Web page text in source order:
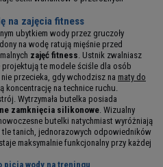
na zajęcia fitness
ubytkiem wody przez gruczoły
na wodę ratują mięśnie przed
zajęć fitness . Ustnik zwalniasz
projektują te modele ściśle dla osób
przecieka, gdy wchodzisz na maty do
na technice ruchu.
Wytrzymała butelka posiada
zamknięcia silikonowe . Wizualny
butelki natychmiast wyróżniają
tanich, jednorazowych odpowiedników
maksymalnie funkcjonalny przy każdej
picia wody na treningu